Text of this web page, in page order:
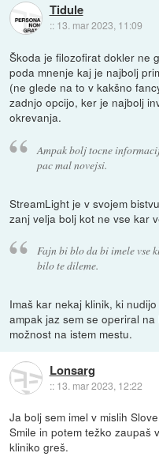
Tidule
:: 13. mar 2023, 11:09
Škoda je filozofirat dokler ne
poda mnenje kaj je najbolj
(ne glede na to v kakšno
zadnjo opcijo, ker je najbolj
okrevanja.
Ampak bolj tocne
pac mal novejsi.
StreamLight je v svojem
zanj velja bolj kot ne vse kar
Fajn bi blo da bi imele vse
bilo te dileme.
Imaš kar nekaj klinik, ki
ampak jaz sem se operiral
možnost na istem mestu.
Lonsarg
:: 13. mar 2023, 12:22
Ja bolj sem imel v mislih
Smile in potem težko zaupaš
kliniko greš.